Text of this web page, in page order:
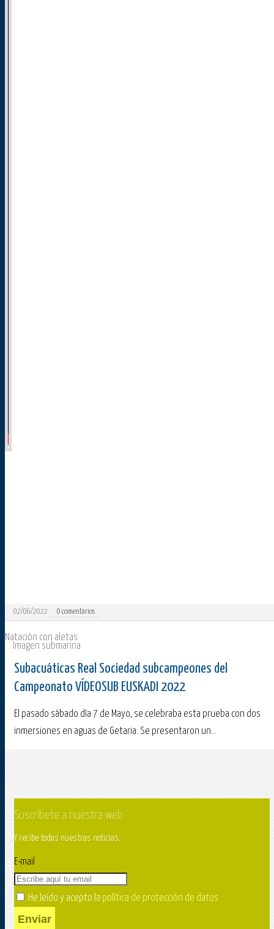
02/06/2022 0 comentarios
Natación con aletas
Imagen submarina
Subacuáticas Real Sociedad subcampeones del
Campeonato VÍDEOSUB EUSKADI 2022
El pasado sábado día 7 de Mayo, se celebraba esta prueba con dos
inmersiones en aguas de Getaria. Se presentaron un...
Suscríbete a nuestra web
Y recibe todas nuestras noticias.
E-mail
He leído y acepto la política de protección de datos.
Enviar